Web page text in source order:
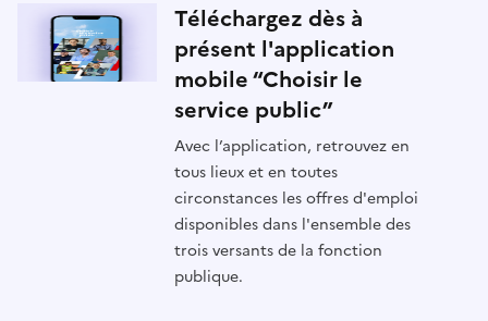
Téléchargez dès à
présent l'application
mobile “Choisir le
service public”
Avec l’application, retrouvez en
tous lieux et en toutes
circonstances les offres d'emploi
disponibles dans l'ensemble des
trois versants de la fonction
publique.